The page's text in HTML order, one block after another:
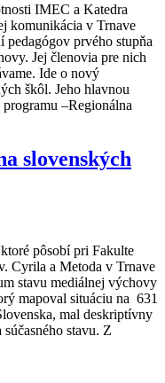
IMEC a Katedra
komunikácia v Trnave
pedagógov prvého stupňa
Jej členovia pre nich
Ide o nový
škôl. Jeho hlavnou
–Regionálna
slovenských
pôsobí pri Fakulte
Cyrila a Metoda v Trnave
stavu mediálnej výchovy
mapoval situáciu na 631
mal deskriptívny
stavu. Z